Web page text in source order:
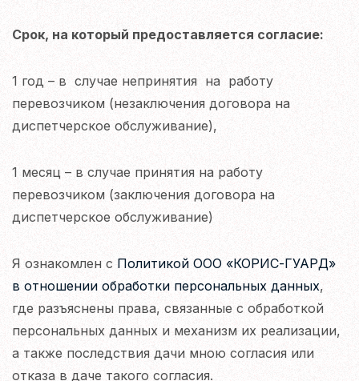
Срок, на который предоставляется согласие:
1 год – в случае непринятия на работу
перевозчиком (незаключения договора на
диспетчерское обслуживание),
1 месяц – в случае принятия на работу
перевозчиком (заключения договора на
диспетчерское обслуживание)
Я ознакомлен с Политикой ООО «КОРИС-ГУАРД»
в отношении обработки персональных данных,
где разъяснены права, связанные с обработкой
персональных данных и механизм их реализации,
а также последствия дачи мною согласия или
отказа в даче такого согласия.